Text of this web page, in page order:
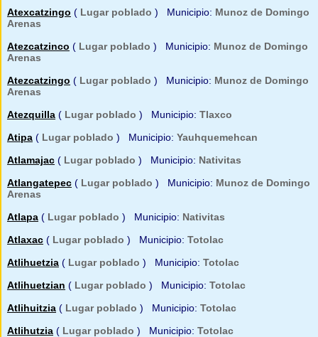
Atexcatzingo ( Lugar poblado ) Municipio: Munoz de Domingo
Arenas
Atezcatzinco ( Lugar poblado ) Municipio: Munoz de Domingo
Arenas
Atezcatzingo ( Lugar poblado ) Municipio: Munoz de Domingo
Arenas
Atezquilla ( Lugar poblado ) Municipio: Tlaxco
Atipa ( Lugar poblado ) Municipio: Yauhquemehcan
Atlamajac ( Lugar poblado ) Municipio: Nativitas
Atlangatepec ( Lugar poblado ) Municipio: Munoz de Domingo
Arenas
Atlapa ( Lugar poblado ) Municipio: Nativitas
Atlaxac ( Lugar poblado ) Municipio: Totolac
Atlihuetzia ( Lugar poblado ) Municipio: Totolac
Atlihuetzian ( Lugar poblado ) Municipio: Totolac
Atlihuitzia ( Lugar poblado ) Municipio: Totolac
Atlihutzia ( Lugar poblado ) Municipio: Totolac